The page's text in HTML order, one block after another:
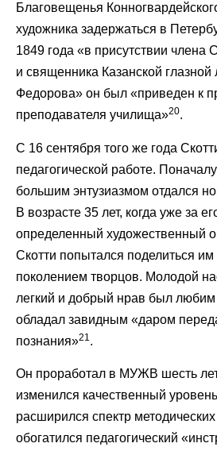
Благовещенья
художника задержаться в
1849 года «в присутствии члена
и священника Казанской
Федорова» он был «приведен к
преподавателя училища»20.
С 16 сентября того же года
педагогической работе.
большим энтузиазмом отдался
В возрасте 35 лет, когда уже за
определенный художественный
Скотти попытался поделиться
поколением творцов. Молодой
легкий и добрый нрав был
обладал завидным «даром
познания»21 .
Он проработал в МУЖВ шесть
изменился качественный
расширился спектр
обогатился педагогический